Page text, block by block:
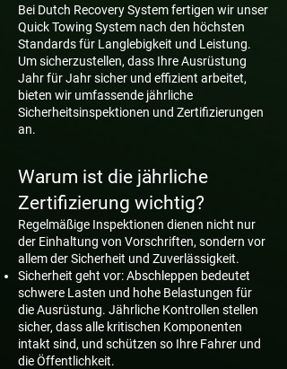
Bei Dutch Recovery System fertigen wir unser
Quick Towing System nach den höchsten
Standards für Langlebigkeit und Leistung.
Um sicherzustellen, dass Ihre Ausrüstung
Jahr für Jahr sicher und effizient arbeitet,
bieten wir umfassende jährliche
Sicherheitsinspektionen und Zertifizierungen
an.
Warum ist die jährliche
Zertifizierung wichtig?
Regelmäßige Inspektionen dienen nicht nur
der Einhaltung von Vorschriften, sondern vor
allem der Sicherheit und Zuverlässigkeit.
Sicherheit geht vor: Abschleppen bedeutet
schwere Lasten und hohe Belastungen für
die Ausrüstung. Jährliche Kontrollen stellen
sicher, dass alle kritischen Komponenten
intakt sind, und schützen so Ihre Fahrer und
die Öffentlichkeit.